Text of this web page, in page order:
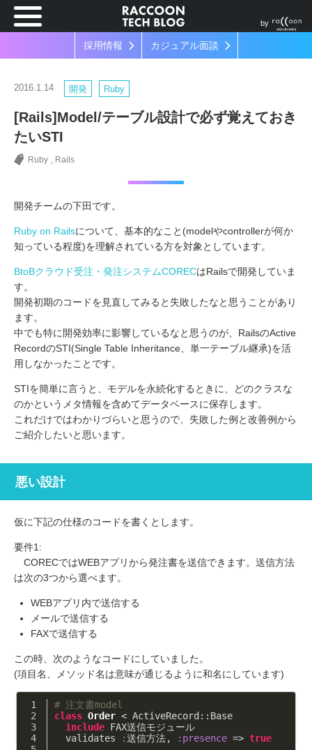
by
採用情報 カジュアル面談
2016.1.14 開発 Ruby
[Rails]Model/テーブル設計で必ず覚えておき
たいSTI
Ruby Rails
開発チームの下田です。
Ruby on Railsについて、基本的なこと(modelやcontrollerが何か
知っている程度)を理解されている方を対象としています。
BtoBクラウド受注・発注システムCORECはRailsで開発していま
す。
開発初期のコードを見直してみると失敗したなと思うことがあり
ます。
中でも特に開発効率に影響しているなと思うのが、RailsのActive
RecordのSTI(Single Table Inheritance、単一テーブル継承)を活
用しなかったことです。
STIを簡単に言うと、モデルを永続化するときに、どのクラスな
のかというメタ情報を含めてデータベースに保存します。
これだけではわかりづらいと思うので、失敗した例と改善例から
ご紹介したいと思います。
悪い設計
仮に下記の仕様のコードを書くとします。
要件1:
CORECではWEBアプリから発注書を送信できます。送信方法
は次の3つから選べます。
WEBアプリ内で送信する
メールで送信する
FAXで送信する
この時、次のようなコードにしていました。
(項目名、メソッド名は意味が通じるように和名にしています)
# 注文書model
class Order < ActiveRecord::Base
include FAX送信モジュール
validates
:送信方法, :presence => true